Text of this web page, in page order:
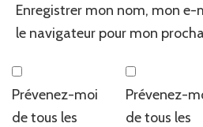
Enregistrer mon nom, mon
le navigateur pour mon
Prévenez-moi
de tous les
Prévenez-
de tous les